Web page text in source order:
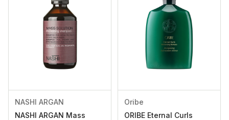
NASHI ARGAN
NASHI ARGAN Mass
Oribe
ORIBE Eternal Curls